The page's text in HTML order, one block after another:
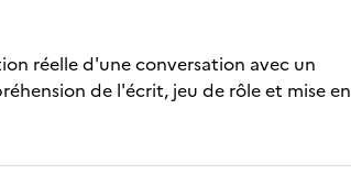
réelle d'une conversation avec un
de l'écrit, jeu de rôle et mise en